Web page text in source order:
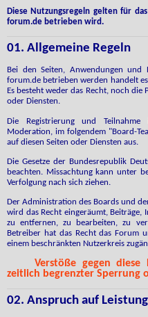
Diese Nutzungsregeln gelten für
forum.de betrieben wird.
01. Allgemeine Regeln
Bei den Seiten, Anwendungen
forum.de betrieben werden handelt
Es besteht weder das Recht, noch die
oder Diensten.
Die Registrierung und
Moderation, im folgendem "Board-
auf diesen Seiten oder Diensten aus.
Die Gesetze der Bundesrepublik
beachten. Missachtung kann unter
Verfolgung nach sich ziehen.
Der Administration des Boards und
wird das Recht eingeräumt, Beiträge,
zu entfernen, zu bearbeiten, zu
Betreiber hat das Recht das Forum
einem beschränkten Nutzerkreis
Verstöße gegen
zeitlich begrenzter Sperrung
02. Anspruch auf Leistung